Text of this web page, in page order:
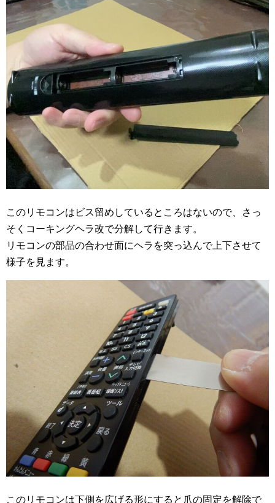
このリモコンはビス留めしているところはないので、さっ
そくコーキングヘラ改で分解して行きます。
リモコンの部品の合わせ面にヘラを突っ込んで上下させて
様子を見ます。
このリモコンは下側を広げる形にすると爪の固定を解除で